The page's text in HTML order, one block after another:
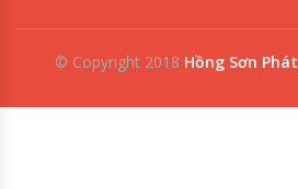
© Copyright 2018 Hồng Sơn Phát